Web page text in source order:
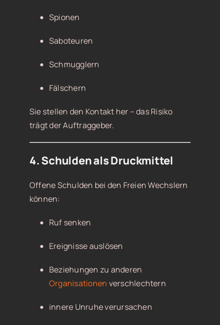
Spionen
Saboteuren
Schmugglern
Fälschern
Sie stellen den Kontakt her – das Risiko
trägt der Auftraggeber.
4. Schulden als Druckmittel
Offene Schulden bei den Freien Wechslern
können:
Ruf senken
Ereignisse auslösen
Beziehungen zu anderen
Organisationen verschlechtern
innere Unruhe verursachen